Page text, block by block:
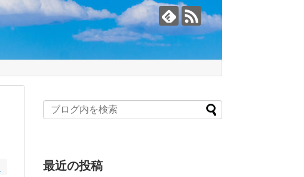
最近の投稿